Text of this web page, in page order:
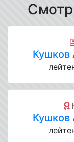
Кушков
Кушков